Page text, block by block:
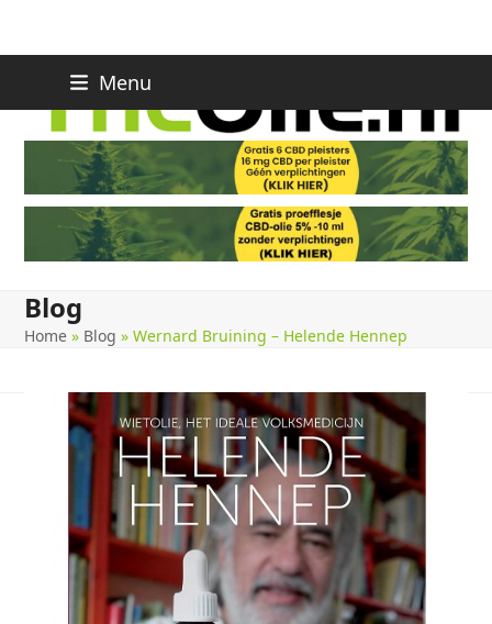
Menu
Blog
Home » Blog »Wernard Bruining – Helende Hennep